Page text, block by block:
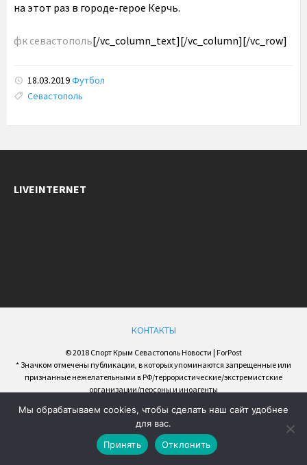
на этот раз в городе-герое Керчь.
фк севастополь[/vc_column_text][/vc_column][/vc_row]
18.03.2019Футбол
Tags:
Севастополь
LIVEINTERNET
КОНТАКТЫ
© 2018 Спорт Крым Севастополь Новости | ForPost
* Значком отмечены публикации, в которых упоминаются запрещенные или
признанные нежелательными в РФ/террористические/экстремистские
организации/персоны и иноагенты
Мы обрабатываем cookies, чтобы сделать наш сайт удобнее
для вас.
Принять
Отклонить